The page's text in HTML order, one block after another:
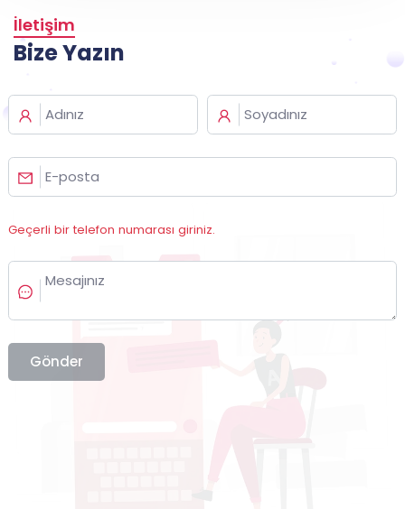
İletişim
Bize Yazın
Geçerli bir telefon numarası giriniz.
Gönder